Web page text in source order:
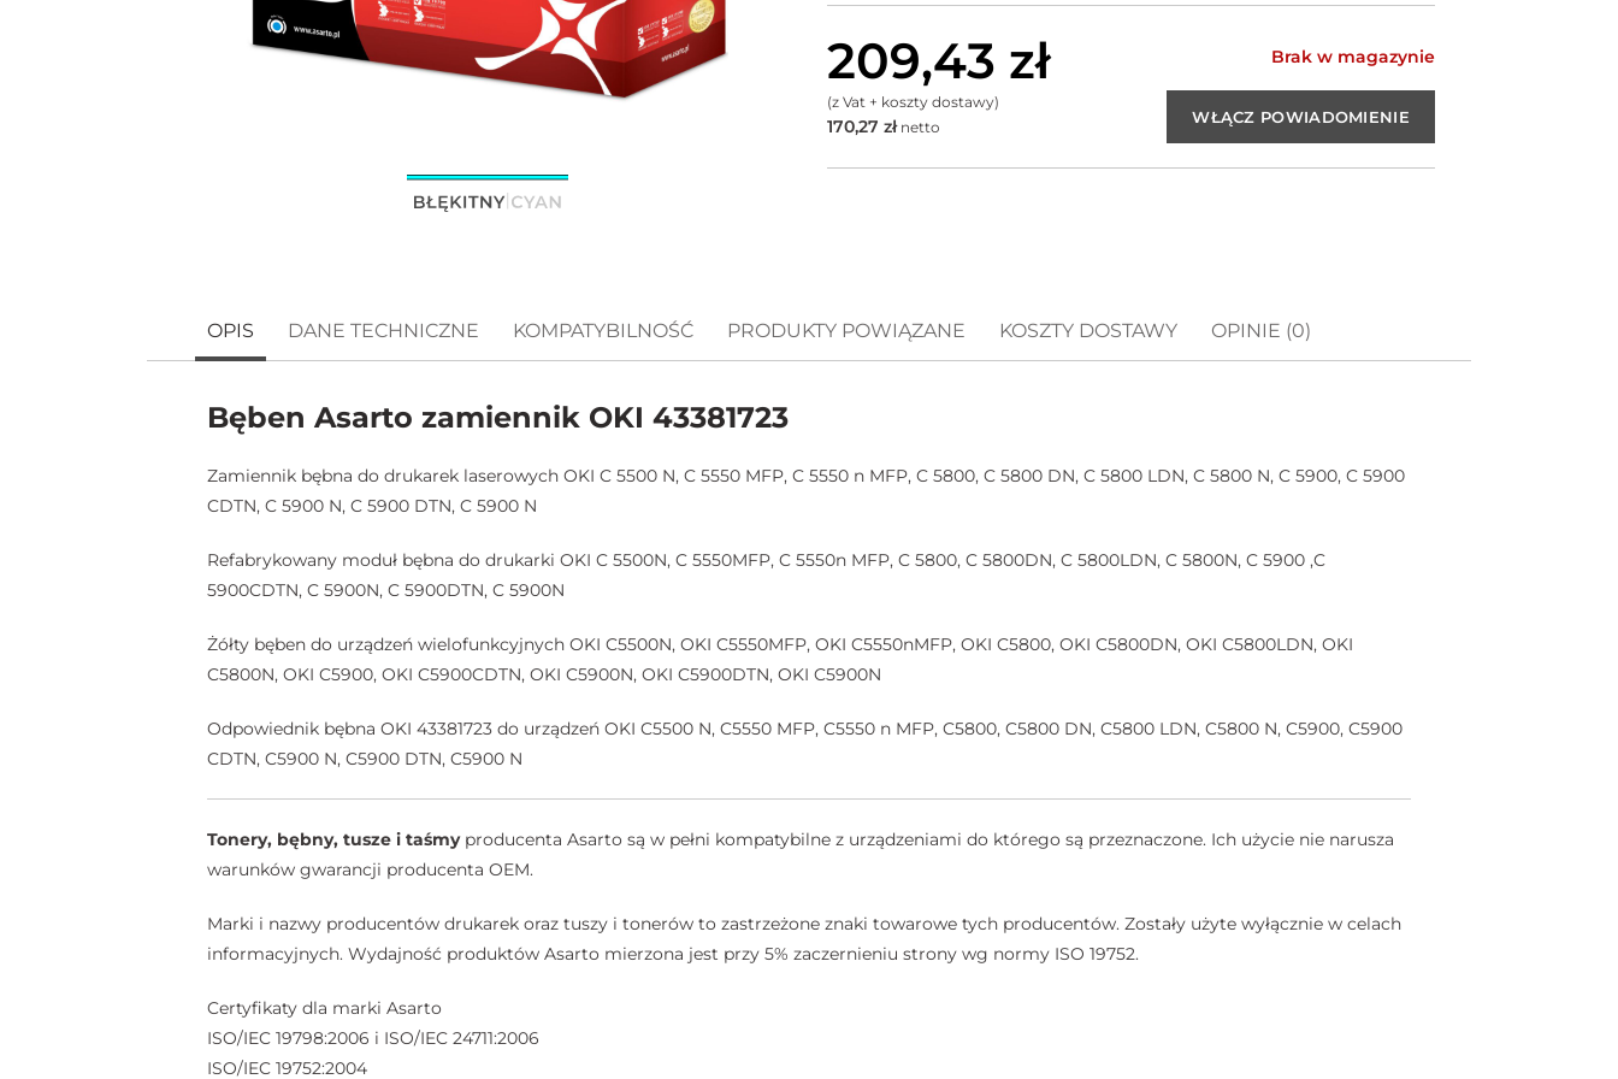
209,43 zł
(z Vat + koszty dostawy)
170,27 złnetto
Brak w magazynie
OPIS DANE TECHNICZNE KOMPATYBILNOŚĆ PRODUKTY POWIĄZANE KOSZTY DOSTAWY OPINIE (0)
Bęben Asarto zamiennik OKI 43381723
Zamiennik bębna do drukarek laserowych OKI C 5500 N, C 5550 MFP, C 5550 n MFP, C 5800, C 5800 DN, C 5800 LDN, C 5800 N, C 5900, C 5900
CDTN, C 5900 N, C 5900 DTN, C 5900 N
Refabrykowany moduł bębna do drukarki OKI C 5500N, C 5550MFP, C 5550n MFP, C 5800, C 5800DN, C 5800LDN, C 5800N, C 5900 ,C
5900CDTN, C 5900N, C 5900DTN, C 5900N
Żółty bęben do urządzeń wielofunkcyjnych OKI C5500N, OKI C5550MFP, OKI C5550nMFP, OKI C5800, OKI C5800DN, OKI C5800LDN, OKI
C5800N, OKI C5900, OKI C5900CDTN, OKI C5900N, OKI C5900DTN, OKI C5900N
Odpowiednik bębna OKI 43381723 do urządzeń OKI C5500 N, C5550 MFP, C5550 n MFP, C5800, C5800 DN, C5800 LDN, C5800 N, C5900, C5900
CDTN, C5900 N, C5900 DTN, C5900 N
Tonery, bębny, tusze i taśmyproducenta Asarto są w pełni kompatybilne z urządzeniami do którego są przeznaczone. Ich użycie nie narusza
warunków gwarancji producenta OEM.
Marki i nazwy producentów drukarek oraz tuszy i tonerów to zastrzeżone znaki towarowe tych producentów. Zostały użyte wyłącznie w celach
informacyjnych. Wydajność produktów Asarto mierzona jest przy 5% zaczernieniu strony wg normy ISO 19752.
Certyfikaty dla marki Asarto
ISO/IEC 19798:2006 i ISO/IEC 24711:2006
ISO/IEC 19752:2004